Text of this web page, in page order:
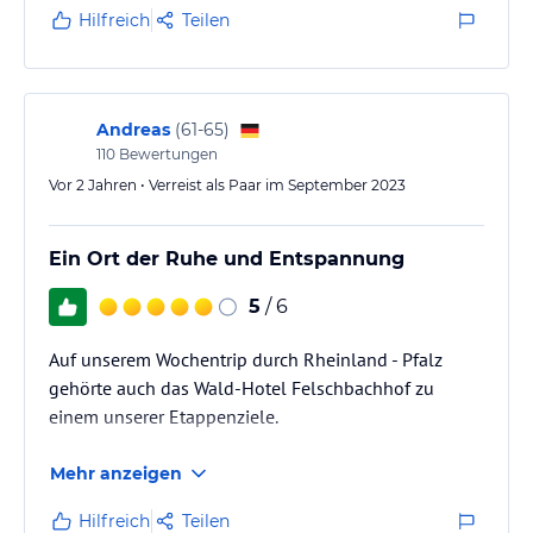
Hilfreich Teilen
Andreas (61-65)
110 Bewertungen
Vor 2 Jahren • Verreist als Paar im September 2023
Ein Ort der Ruhe und Entspannung
5 / 6
Auf unserem Wochentrip durch Rheinland - Pfalz
gehörte auch das Wald-Hotel Felschbachhof zu
einem unserer Etappenziele.
Mehr anzeigen
Hilfreich Teilen